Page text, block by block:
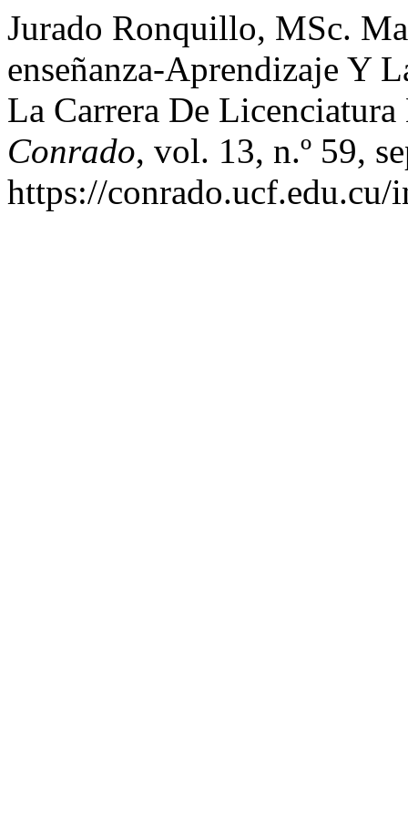
Jurado Ronquillo, MSc.
enseñanza-Aprendizaje Y
La Carrera De
Conrado, vol. 13, n.º 59,
https://